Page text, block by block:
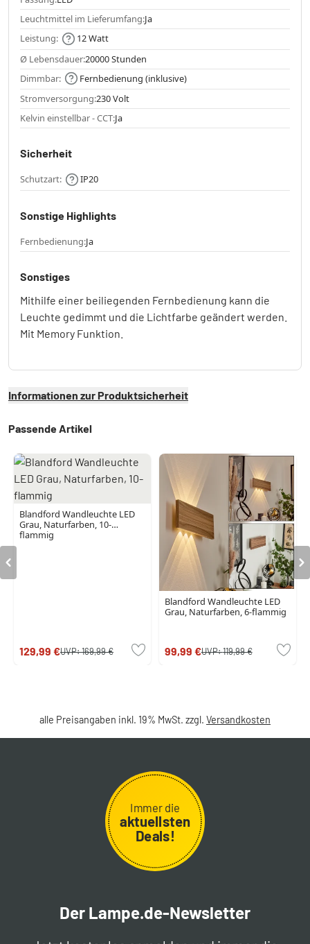
Leuchtmittel im Lieferumfang:Ja
Leistung:
12 Watt
Ø Lebensdauer:20000 Stunden
Dimmbar:
Fernbedienung (inklusive)
Stromversorgung:230 Volt
Kelvin einstellbar - CCT:Ja
Sicherheit
Schutzart: IP20
Sonstige Highlights
Fernbedienung:Ja
Sonstiges
Mithilfe einer beiliegenden Fernbedienung kann die
Leuchte gedimmt und die Lichtfarbe geändert werden.
Mit Memory Funktion.
Informationen zur Produktsicherheit
Passende Artikel
Blandford Wandleuchte LED
Grau, Naturfarben, 10-
flammig
129,99 €UVP:169,99 €
Blandford Wandleuchte LED
Grau, Naturfarben, 6-flammig
99,99 €UVP:119,99 €
alle Preisangaben inkl. 19% MwSt. zzgl. Versandkosten
Immer die
aktuellsten
Deals!
Der Lampe.de-Newsletter